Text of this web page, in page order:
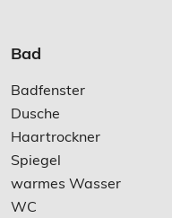
Bad
Badfenster
Dusche
Haartrockner
Spiegel
warmes Wasser
WC